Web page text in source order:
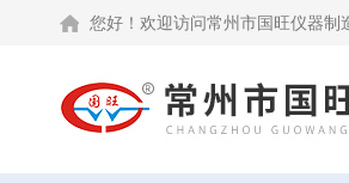
您好！欢迎访问常州市国旺仪器制